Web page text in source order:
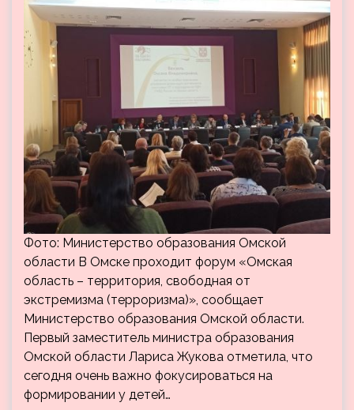
Фото: Министерство образования Омской
области В Омске проходит форум «Омская
область – территория, свободная от
экстремизма (терроризма)», сообщает
Министерство образования Омской области.
Первый заместитель министра образования
Омской области Лариса Жукова отметила, что
сегодня очень важно фокусироваться на
формировании у детей…